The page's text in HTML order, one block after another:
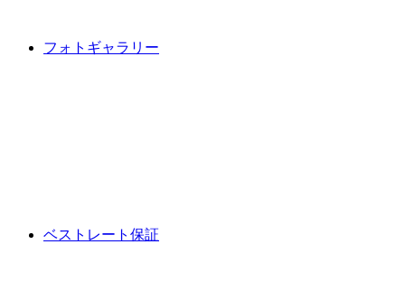
フォトギャラリー
ベストレート保証